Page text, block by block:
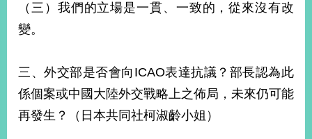
（三）我們的立場是一貫、一致的，從來沒有改
變。
三、外交部是否會向ICAO表達抗議？部長認為此
係個案或中國大陸外交戰略上之佈局，未來仍可能
再發生？（日本共同社柯淑齡小姐）